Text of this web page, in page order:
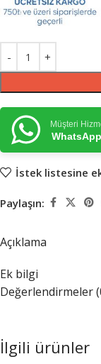
Müşteri
İstek listesine
Paylaşın:
Açıklama
Ek bilgi
Değerlendirmeler
İlgili ürünler